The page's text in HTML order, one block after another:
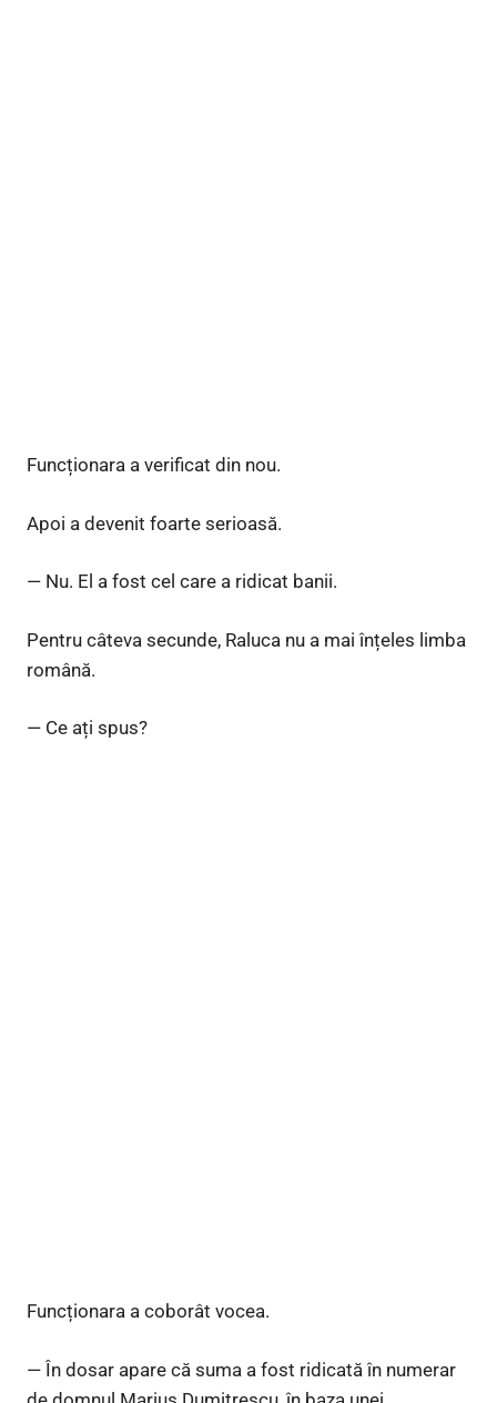
Funcționara a verificat din nou.
Apoi a devenit foarte serioasă.
— Nu. El a fost cel care a ridicat banii.
Pentru câteva secunde, Raluca nu a mai înțeles limba
română.
— Ce ați spus?
Funcționara a coborât vocea.
— În dosar apare că suma a fost ridicată în numerar